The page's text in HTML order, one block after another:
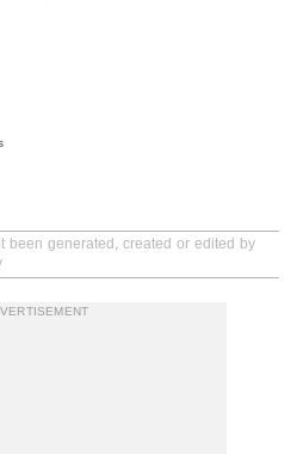
been generated, created or edited by